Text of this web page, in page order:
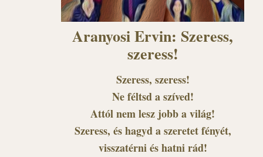
Aranyosi Ervin: Szeress,
szeress!
Szeress, szeress!
Ne féltsd a szíved!
Attól nem lesz jobb a világ!
Szeress, és hagyd a szeretet fényét,
visszatérni és hatni rád!